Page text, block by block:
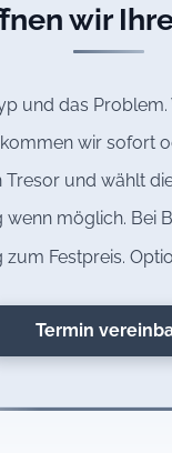
wir
und das Problem.
wir sofort
und wählt
möglich. Bei
zum Festpreis.
Termin